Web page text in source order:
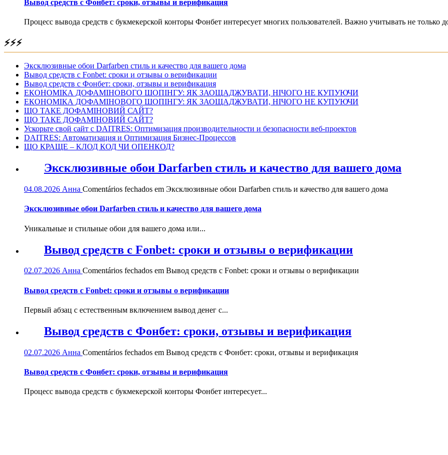
Вывод средств с Фонбет: сроки, отзывы и верификация
Процесс вывода средств с букмекерской конторы Фонбет интересует многих пользователей. Важно учитывать не только
⚡⚡⚡
Эксклюзивные обои Darfarben стиль и качество для вашего дома
Вывод средств с Fonbet: сроки и отзывы о верификации
Вывод средств с Фонбет: сроки, отзывы и верификация
ЕКОНОМІКА ДОФАМІНОВОГО ШОПІНГУ: ЯК ЗАОЩАДЖУВАТИ, НІЧОГО НЕ КУПУЮЧИ
ЕКОНОМІКА ДОФАМІНОВОГО ШОПІНГУ: ЯК ЗАОЩАДЖУВАТИ, НІЧОГО НЕ КУПУЮЧИ
ЩО ТАКЕ ДОФАМІНОВИЙ САЙТ?
ЩО ТАКЕ ДОФАМІНОВИЙ САЙТ?
Ускорьте свой сайт с DAITRES: Оптимизация производительности и безопасности веб-проектов
DAITRES: Автоматизация и Оптимизация Бизнес-Процессов
ЩО КРАЩЕ – КЛОД КОД ЧИ ОПЕНКОД?
Эксклюзивные обои Darfarben стиль и качество для вашего дома
04.08.2026 Анна Comentários fechados em Эксклюзивные обои Darfarben стиль и качество для вашего дома
Эксклюзивные обои Darfarben стиль и качество для вашего дома
Уникальные и стильные обои для вашего дома или...
Вывод средств с Fonbet: сроки и отзывы о верификации
02.07.2026 Анна Comentários fechados em Вывод средств с Fonbet: сроки и отзывы о верификации
Вывод средств с Fonbet: сроки и отзывы о верификации
Первый абзац с естественным включением вывод денег с...
Вывод средств с Фонбет: сроки, отзывы и верификация
02.07.2026 Анна Comentários fechados em Вывод средств с Фонбет: сроки, отзывы и верификация
Вывод средств с Фонбет: сроки, отзывы и верификация
Процесс вывода средств с букмекерской конторы Фонбет интересует...